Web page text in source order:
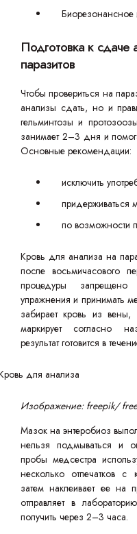
Биорезонансное
Подготовка к сдаче
паразитов
Чтобы провериться на
анализы сдать, но и
гельминтозы и
занимает 2–3 дня и
Основные рекомендации:
исключить
придерживаться
по возможности
Кровь для анализа на
после восьмичасового
процедуры запрещено
упражнения и принимать
забирает кровь из
маркирует согласно
результат готовится в
Изображение: freepik/
Мазок на энтеробиоз
нельзя подмываться и
пробы медсестра
несколько отпечатков с
затем наклеивает ее на
отправляет в
получить через 2–3 часа.